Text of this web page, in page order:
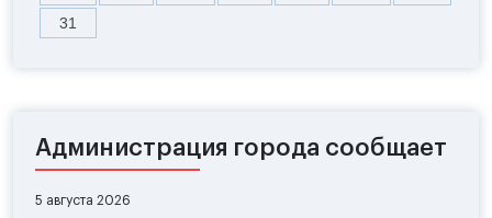
31
Администрация города сообщает
5 августа 2026